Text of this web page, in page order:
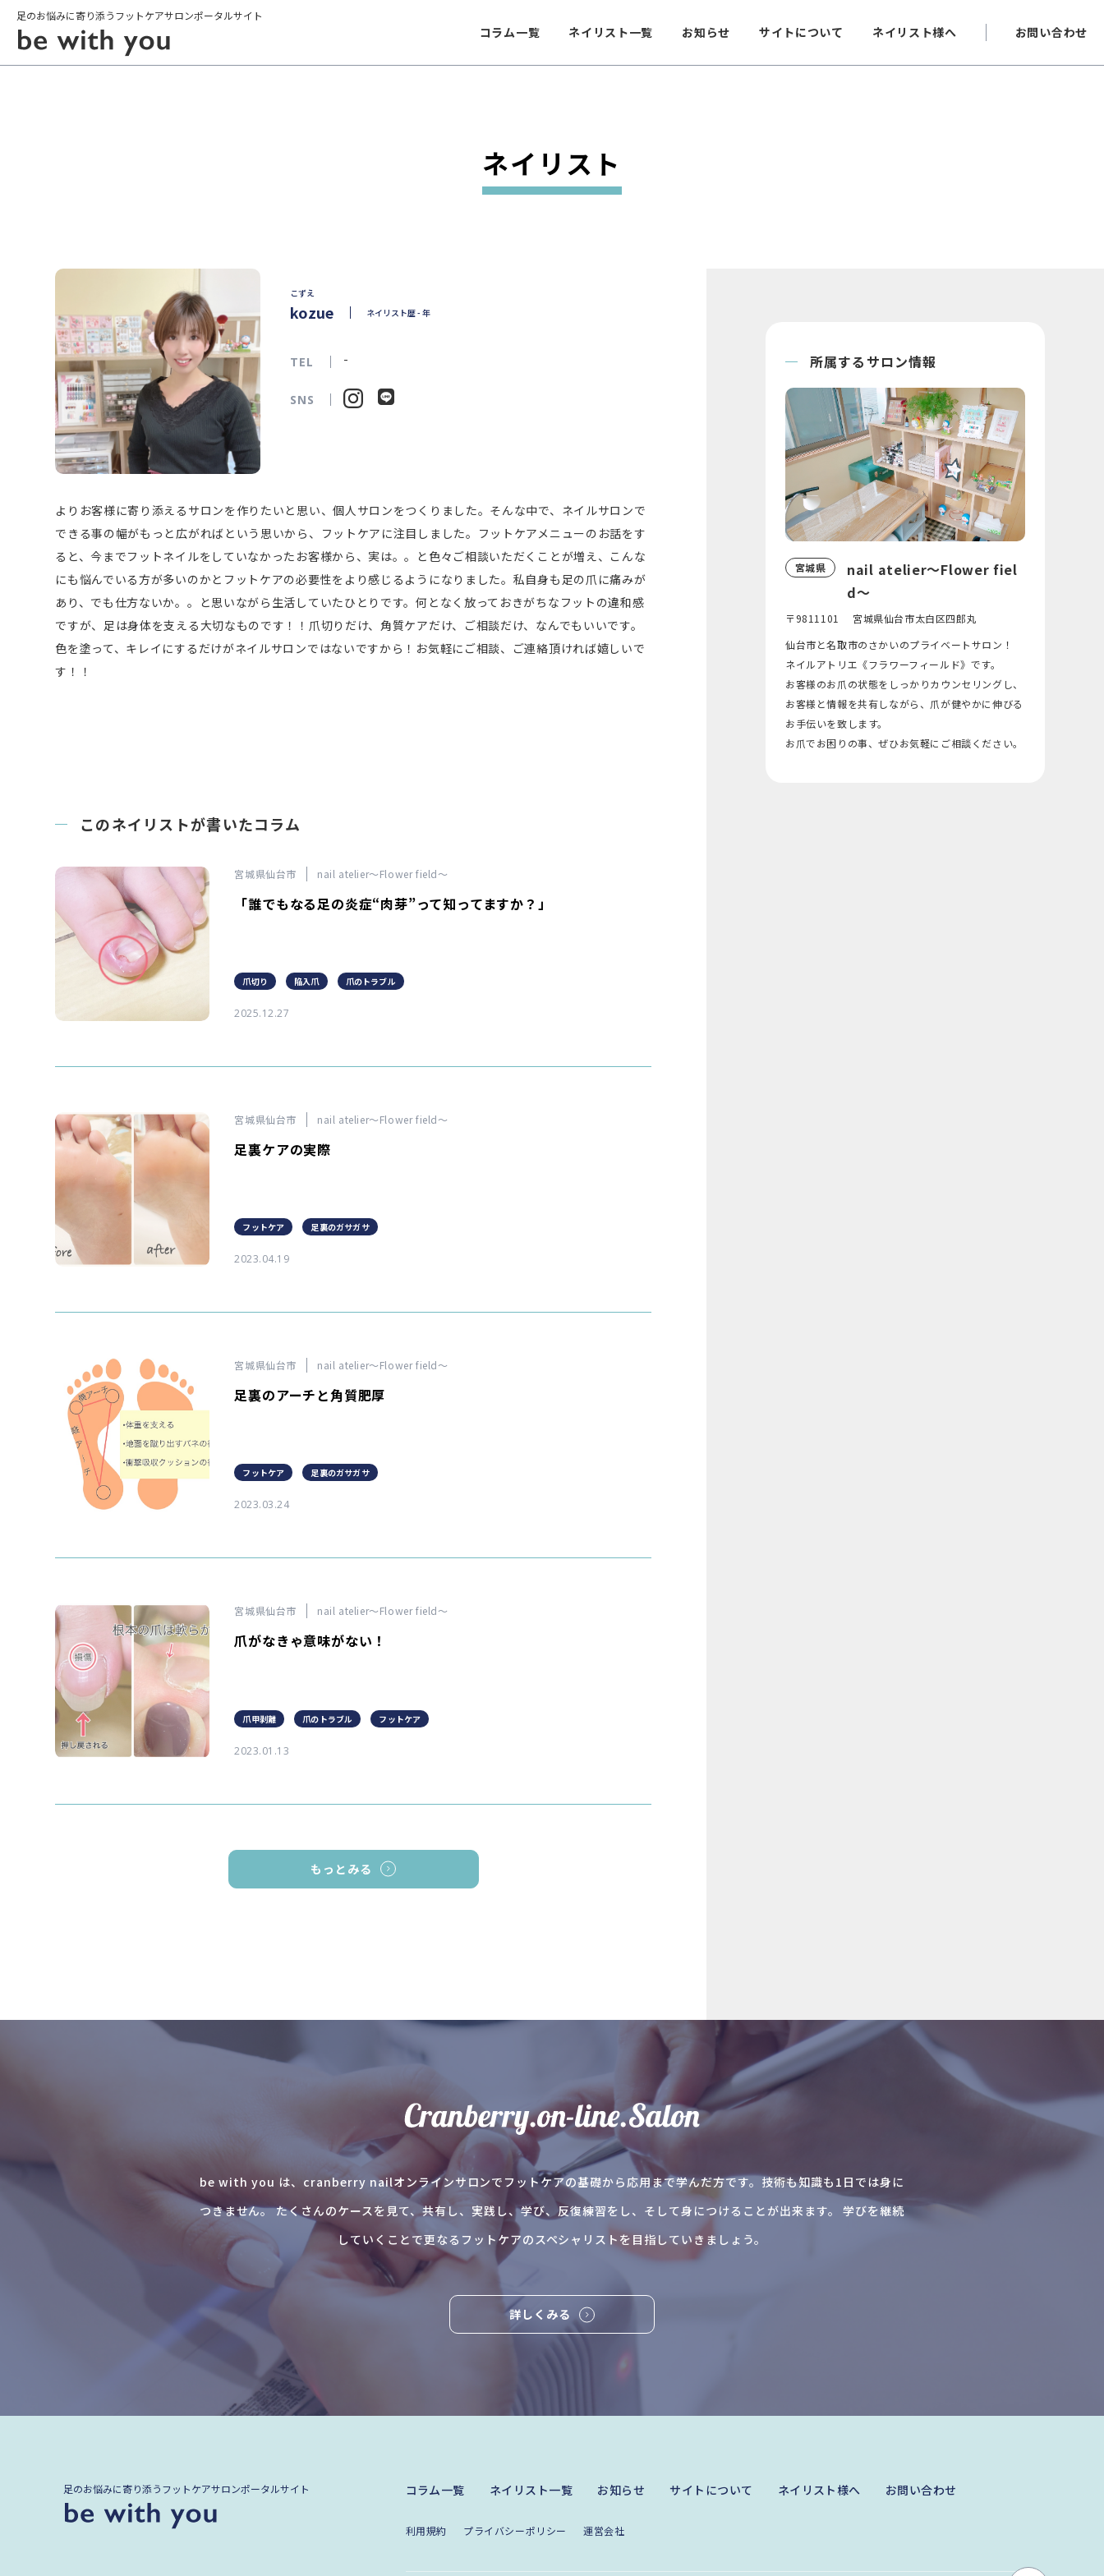
足のお悩みに寄り添うフットケアサロンポータルサイト
コラム一覧 ネイリスト一覧 お知らせ サイトについて ネイリスト様へ お問い合わせ
ネイリスト
こずえ
kozue ネイリスト歴 - 年
TEL -
SNS
よりお客様に寄り添えるサロンを作りたいと思い、個人サロンをつくりました。そんな中で、ネイルサロンで
できる事の幅がもっと広がればという思いから、フットケアに注目しました。フットケアメニューのお話をす
ると、今までフットネイルをしていなかったお客様から、実は。。と色々ご相談いただくことが増え、こんな
にも悩んでいる方が多いのかとフットケアの必要性をより感じるようになりました。私自身も足の爪に痛みが
あり、でも仕方ないか。。と思いながら生活していたひとりです。何となく放っておきがちなフットの違和感
ですが、足は身体を支える大切なものです！！爪切りだけ、角質ケアだけ、ご相談だけ、なんでもいいです。
色を塗って、キレイにするだけがネイルサロンではないですから！お気軽にご相談、ご連絡頂ければ嬉しいで
す！！
このネイリストが書いたコラム
宮城県仙台市 nail atelier〜Flower field〜
「誰でもなる足の炎症“肉芽”って知ってますか？」
爪切り 陥入爪 爪のトラブル
2025.12.27
宮城県仙台市 nail atelier〜Flower field〜
足裏ケアの実際
フットケア 足裏のガサガサ
2023.04.19
宮城県仙台市 nail atelier〜Flower field〜
足裏のアーチと角質肥厚
フットケア 足裏のガサガサ
2023.03.24
宮城県仙台市 nail atelier〜Flower field〜
爪がなきゃ意味がない！
爪甲剥離 爪のトラブル フットケア
2023.01.13
もっとみる
所属するサロン情報
宮城県
nail atelier〜Flower fiel
d〜
〒9811101 宮城県仙台市太白区四郎丸
仙台市と名取市のさかいのプライベートサロン！
ネイルアトリエ《フラワーフィールド》です。
お客様のお爪の状態をしっかりカウンセリングし、
お客様と情報を共有しながら、爪が健やかに伸びる
お手伝いを致します。
お爪でお困りの事、ぜひお気軽にご相談ください。
be with you は、cranberry nailオンラインサロンでフットケアの基礎から応用まで学んだ方です。技術も知識も1日では身に
つきません。 たくさんのケースを見て、共有し、実践し、学び、反復練習をし、そして身につけることが出来ます。 学びを継続
していくことで更なるフットケアのスペシャリストを目指していきましょう。
詳しくみる
足のお悩みに寄り添うフットケアサロンポータルサイト コラム一覧 ネイリスト一覧 お知らせ サイトについて ネイリスト様へ お問い合わせ
利用規約 プライバシーポリシー 運営会社